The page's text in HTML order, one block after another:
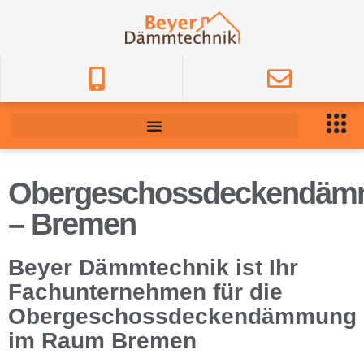
– Bremen
Beyer Dämmtechnik ist Ihr
Fachunternehmen für die
Obergeschossdeckendämmung
im Raum Bremen